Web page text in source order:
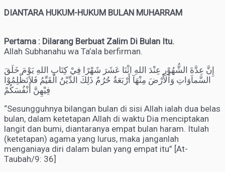
DIANTARA HUKUM-HUKUM BULAN MUHARRAM
Pertama : Dilarang Berbuat Zalim Di Bulan Itu.
Allah Subhanahu wa Ta’ala berfirman.
إِنَّ عِدَّةَ الشُّهُوْرِ عِنْدَ اللهِ اثْنَا عَشَرَ شَهْرًا فِيْ كِتَابِ اللهِ يَوْمَ خَلَقَ
السَّماَوَاتِ وَاْلأَرْضَ مِنْهَآ أَرْبَعَةٌ حُرُمٌ ذَلِكَ الدِّيْنُ الْقَيِّمُ فَلاَتَظْلِمُوْا
فِيْهِنَّ أَنْفُسَكُمْ
“Sesungguhnya bilangan bulan di sisi Allah ialah dua belas
bulan, dalam ketetapan Allah di waktu Dia menciptakan
langit dan bumi, diantaranya empat bulan haram. Itulah
(ketetapan) agama yang lurus, maka janganlah
menganiaya diri dalam bulan yang empat itu” [At-
Taubah/9: 36]